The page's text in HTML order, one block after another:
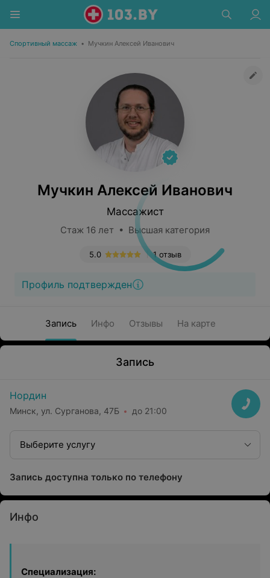
Спортивный массаж • Мучкин Алексей Иванович
Мучкин Алексей Иванович
Массажист
Стаж 16 лет • Высшая категория
1 отзыв
5.0
Профиль подтвержден
Запись Инфо Отзывы На карте
Запись
Нордин
Минск, ул. Сурганова, 47Б до 21:00
Выберите услугу
Запись доступна только по телефону
Инфо
Специализация: